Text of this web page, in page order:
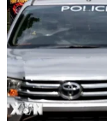
được tự đặt các
đóng góp
07/08/2026 10:30
Bộ Giáo dục và
khung thời gian